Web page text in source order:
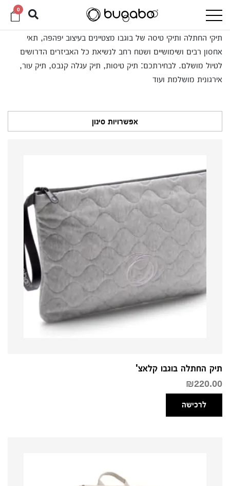
0
תיקי החתלה ותיקי טיסה של בוגבו מצטיינים בעיצוב יפהפה, תאי
אחסון רבים ושימושיים ושטח רחב לנשיאת כל האביזרים הדרושים
לטיול מושלם. לבחירתכם: תיק טיסות, תיק עגלה קנבס, תיק עור,
אירגונית מושלמת ועוד
אפשרויות סינון
תיק החתלה בוגבו קלאצ'
₪220.00
לרכישה